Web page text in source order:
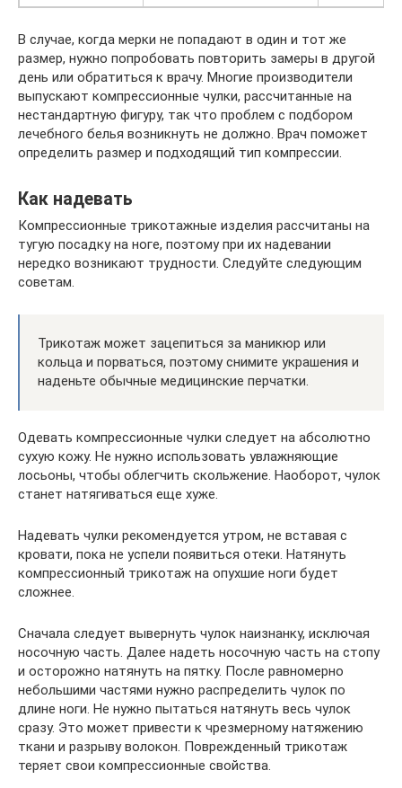
В случае, когда мерки не попадают в один и тот же
размер, нужно попробовать повторить замеры в другой
день или обратиться к врачу. Многие производители
выпускают компрессионные чулки, рассчитанные на
нестандартную фигуру, так что проблем с подбором
лечебного белья возникнуть не должно. Врач поможет
определить размер и подходящий тип компрессии.
Как надевать
Компрессионные трикотажные изделия рассчитаны на
тугую посадку на ноге, поэтому при их надевании
нередко возникают трудности. Следуйте следующим
советам.
Трикотаж может зацепиться за маникюр или
кольца и порваться, поэтому снимите украшения и
наденьте обычные медицинские перчатки.
Одевать компрессионные чулки следует на абсолютно
сухую кожу. Не нужно использовать увлажняющие
лосьоны, чтобы облегчить скольжение. Наоборот, чулок
станет натягиваться еще хуже.
Надевать чулки рекомендуется утром, не вставая с
кровати, пока не успели появиться отеки. Натянуть
компрессионный трикотаж на опухшие ноги будет
сложнее.
Сначала следует вывернуть чулок наизнанку, исключая
носочную часть. Далее надеть носочную часть на стопу
и осторожно натянуть на пятку. После равномерно
небольшими частями нужно распределить чулок по
длине ноги. Не нужно пытаться натянуть весь чулок
сразу. Это может привести к чрезмерному натяжению
ткани и разрыву волокон. Поврежденный трикотаж
теряет свои компрессионные свойства.